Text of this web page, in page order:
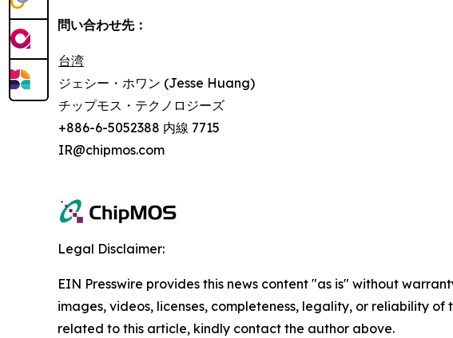
問い合わせ先：
台湾
ジェシー・ホワン (Jesse Huang)
チップモス・テクノロジーズ
+886-6-5052388 内線 7715
IR@chipmos.com
Legal Disclaimer:
EIN Presswire provides this news content "as is" without
images, videos, licenses, completeness, legality, or reliability
related to this article, kindly contact the author above.